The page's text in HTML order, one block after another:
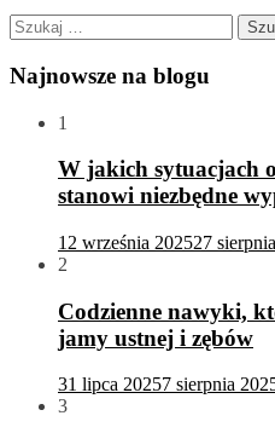
Szukaj:
Najnowsze na blogu
1
W jakich sytuacjach
stanowi niezbędne
12 września 202527
2
Codzienne nawyki,
jamy ustnej i zębów
31 lipca 20257 sierpnia
3